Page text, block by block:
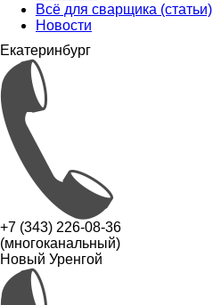
Всё для сварщика (статьи)
Новости
Екатеринбург
+7 (343) 226-08-36
(многоканальный)
Новый Уренгой